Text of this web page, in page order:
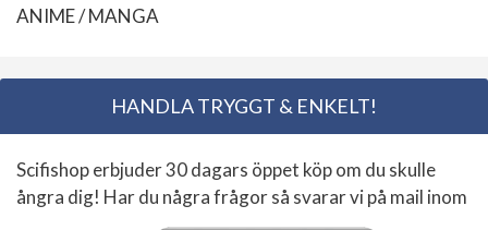
ANIME / MANGA
HANDLA TRYGGT & ENKELT!
Scifishop erbjuder 30 dagars öppet köp om du skulle
ångra dig! Har du några frågor så svarar vi på mail inom